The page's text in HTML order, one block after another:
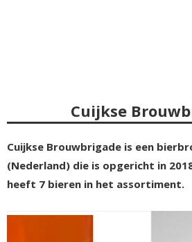
Cuijkse
Cuijkse Brouwbrigade is een
(Nederland) die is opgericht in
heeft 7 bieren in het assortiment.